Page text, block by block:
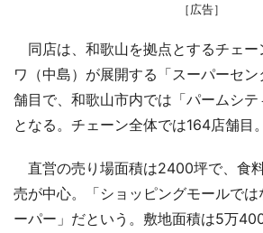
［広告］
同店は、和歌山を拠点とするチェー
ワ（中島）が展開する「スーパーセ
舗目で、和歌山市内では「パームシ
となる。チェーン全体では164店舗目。
直営の売り場面積は2400坪で、食
売が中心。「ショッピングモールで
ーパー」だという。敷地面積は5万